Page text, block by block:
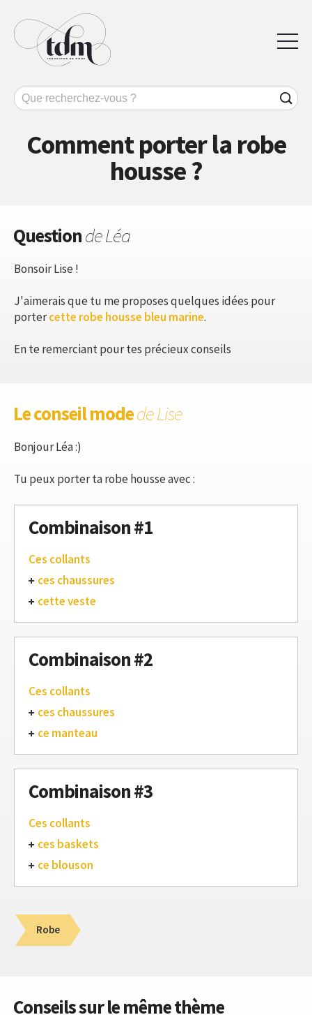
Comment porter la robe
housse ?
Questionde Léa
Bonsoir Lise !
J'aimerais que tu me proposes quelques idées pour
portercette robe housse bleu marine.
En te remerciant pour tes précieux conseils
Le conseil modede Lise
Bonjour Léa :)
Tu peux porter ta robe housse avec :
Combinaison #1
Ces collants
ces chaussures
cette veste
Combinaison #2
Ces collants
ces chaussures
ce manteau
Combinaison #3
Ces collants
ces baskets
ce blouson
Robe
Conseils sur le même thème